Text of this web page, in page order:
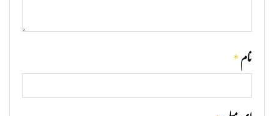
نام *